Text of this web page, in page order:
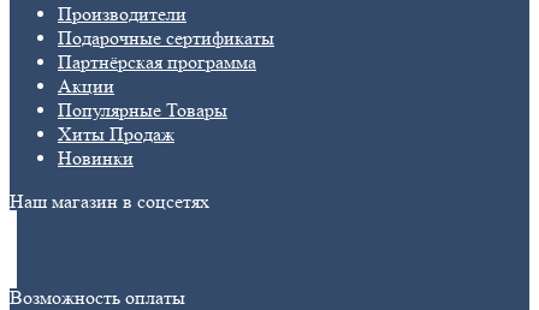
Производители
Подарочные сертификаты
Партнёрская программа
Акции
Популярные Товары
Хиты Продаж
Новинки
Наш магазин в соцсетях
Возможность оплаты